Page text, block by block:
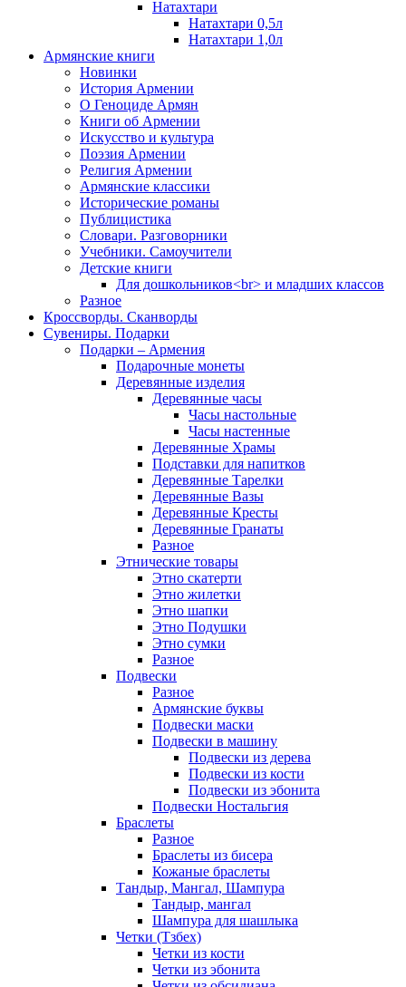
Натахтари
Натахтари 0,5л
Натахтари 1,0л
Армянские книги
Новинки
История Армении
О Геноциде Армян
Книги об Армении
Иcкусство и культура
Поэзия Армении
Религия Армении
Армянские классики
Исторические романы
Публицистика
Словари. Разговорники
Учебники. Самоучители
Детские книги
Для дошкольников<br> и младших классов
Разное
Кроссворды. Сканворды
Сувениры. Подарки
Подарки – Армения
Подарочные монеты
Деревянные изделия
Деревянные часы
Часы настольные
Часы настенные
Деревянные Храмы
Подставки для напитков
Деревянные Тарелки
Деревянные Вазы
Деревянные Кресты
Деревянные Гранаты
Разное
Этнические товары
Этно скатерти
Этно жилетки
Этно шапки
Этно Подушки
Этно сумки
Разное
Подвески
Разное
Армянские буквы
Подвески маски
Подвески в машину
Подвески из дерева
Подвески из кости
Подвески из эбонита
Подвески Ностальгия
Браслеты
Разное
Браслеты из бисера
Кожаные браслеты
Тандыр, Мангал, Шампура
Тандыр, мангал
Шампура для шашлыка
Четки (Тзбех)
Четки из кости
Четки из эбонита